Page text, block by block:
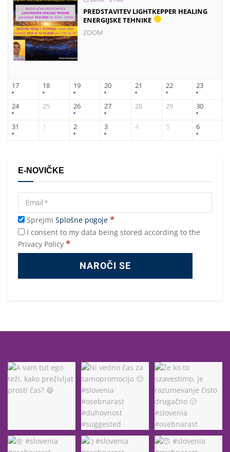
PREDSTAVITEV LIGHTKEPPER HEALING
ENERGIJSKE TEHNIKE
ZOOM
17 18 19 20 21 22 23
24 25 26 27 28 29 30
31 1 2 3 4 5 6
E-NOVIČKE
Sprejmi Splošne pogoje *
I consent to my data being stored according to the
Privacy Policy *